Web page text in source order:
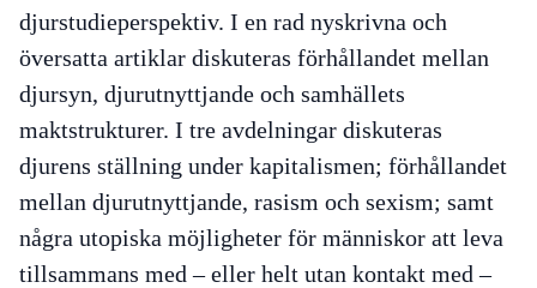
djurstudieperspektiv. I en rad nyskrivna och
översatta artiklar diskuteras förhållandet mellan
djursyn, djurutnyttjande och samhällets
maktstrukturer. I tre avdelningar diskuteras
djurens ställning under kapitalismen; förhållandet
mellan djurutnyttjande, rasism och sexism; samt
några utopiska möjligheter för människor att leva
tillsammans med – eller helt utan kontakt med –